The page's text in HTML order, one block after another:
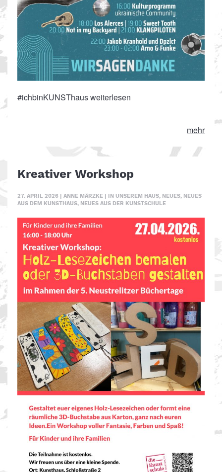
#ichbinKUNSThaus weiterlesen
mehr
Kreativer Workshop
27. APRIL 2026 ANNE MÄRZKE IN UNSEREM HAUS, NEUES, NEUES
AUS DEM KUNSTHAUS, NEUES AUS DER KUNSTSCHULE